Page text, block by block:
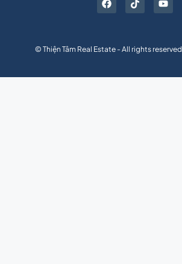
© Thiện Tâm Real Estate - All rights reserved